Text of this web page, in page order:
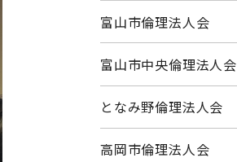
富山市倫理法人会
富山市中央倫理法人会
となみ野倫理法人会
高岡市倫理法人会